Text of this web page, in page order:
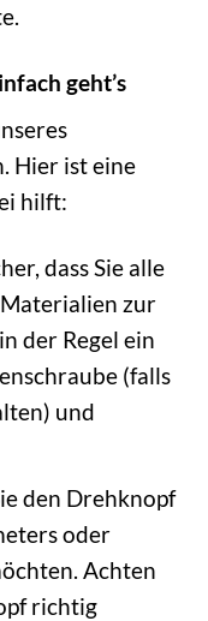
geht’s
Hier ist eine
hilft:
dass Sie alle
zur
der Regel ein
(falls
und
den Drehknopf
oder
Achten
richtig